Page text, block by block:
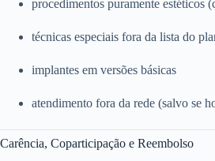
procedimentos puramente estéticos
técnicas especiais fora da lista do
implantes em versões básicas
atendimento fora da rede (salvo se
Carência, Coparticipação e Reembolso